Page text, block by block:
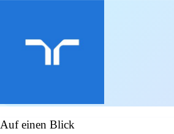
Auf einen Blick